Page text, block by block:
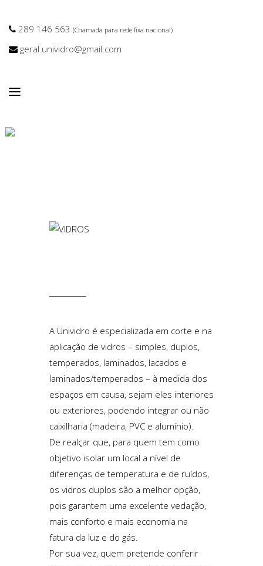
289 146 563 (Chamada para rede fixa nacional)
geral.unividro@gmail.com
A Unividro é especializada em corte e na
aplicação de vidros – simples, duplos,
temperados, laminados, lacados e
laminados/temperados – à medida dos
espaços em causa, sejam eles interiores
ou exteriores, podendo integrar ou não
caixilharia (madeira, PVC e alumínio).
De realçar que, para quem tem como
objetivo isolar um local a nível de
diferenças de temperatura e de ruídos,
os vidros duplos são a melhor opção,
pois garantem uma excelente vedação,
mais conforto e mais economia na
fatura da luz e do gás.
Por sua vez, quem pretende conferir